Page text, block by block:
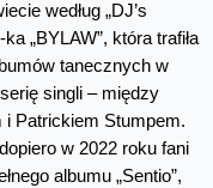
według „DJ’s
„BYLAW”, która trafiła
tanecznych w
singli – między
i Patrickiem Stumpem.
w 2022 roku fani
albumu „Sentio”,